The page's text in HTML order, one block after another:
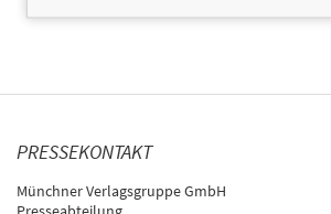
PRESSEKONTAKT
Münchner Verlagsgruppe GmbH